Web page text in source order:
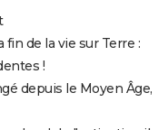
de la vie sur Terre :
!
depuis le Moyen Âge,